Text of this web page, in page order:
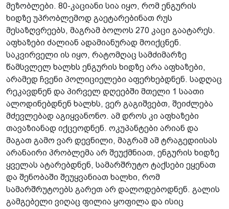
მეზობლები. 80-კაციანი სია იყო, რომ ენგურის
ხიდზე უპრობლემოდ გაეტარებინათ რუს
მესაზღვრეებს, მაგრამ ბოლოს 270 კაცი გაატარეს.
აფხაზები ძალიან ადამიანურად მოიქცნენ.
საკვირველი ის იყო, რატომღაც სამძიმარზე
წამსვლელ ხალხს ენგურის ხიდზე არა აფხაზები,
არამედ ჩვენი პოლიციელები აფერხებდნენ. სადღაც
რეკავდნენ და პირველ დღეებში მთელი 1 საათი
ალოდინებდნენ ხალხს, ვერ გაგიშვებთ, შეიძლება
მძევლებად აგიყვანონო. ამ დროს კი აფხაზები
თავაზიანად იქცეოდნენ. ოკუპანტები არიან და
მაგათ გამო ვარ დევნილი, მაგრამ ამ ტრაგედიისას
არანაირი პრობლემა არ შეუქმნიათ, ენგურის ხიდზე
ყველას ატარებდნენ, სამარშრუტო ტაქსები ეყენათ
და შენობაში შეუყვანიათ ხალხი, რომ
სამარშრუტოებს გარეთ არ დალოდებოდნენ. გალის
გამგებელი ვიღაც ფილია ყოფილა და ისიც